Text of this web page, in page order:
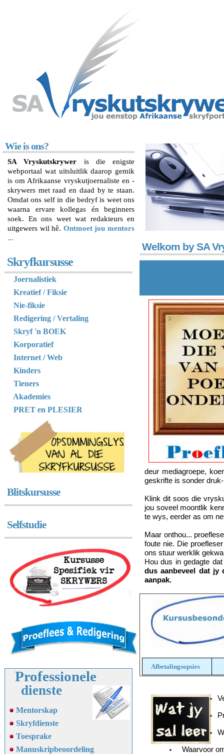
Welkom by SA
deur mediagroepe,
geskrifte is sonder
Klink dit soos die
jou soveel moontlik
te wys, eerder as om
Maar onthou...
foute nie. Die
ons stuur werklik
Hou dus in gedagte
dus aanbeveel dat jy
aanpak.
Afbetalingsopsies
Waarvoor
Wie is ons?
SA Vryskutskrywer is die enigste
webportaal wat uitsluitlik daarop gemik
is om Afrikaanse vryskutjoernaliste en -
skrywers met raad en daad by te staan.
Omdat ons self in die bedryf is weet ons
waarna ervare kollegas én beginners
soek. En ons weet wat redakteurs en
uitgewers wil hê. Ontmoet jou mentors
...
Skryfkursusse
Joernalistiek
Kreatief / Fiksie
Nie-fiksie
Redigering / Vertaling
Skryf 'n BOEK
Korporatief
Internet /Web
Kinders
Tieners
Akademies
PRET en PLESIER
Blitskursusse
Selfstudie
Professionele
dienste
Mentorskap
Skryfdienste
Toesprake
Manuskripbeoordeling